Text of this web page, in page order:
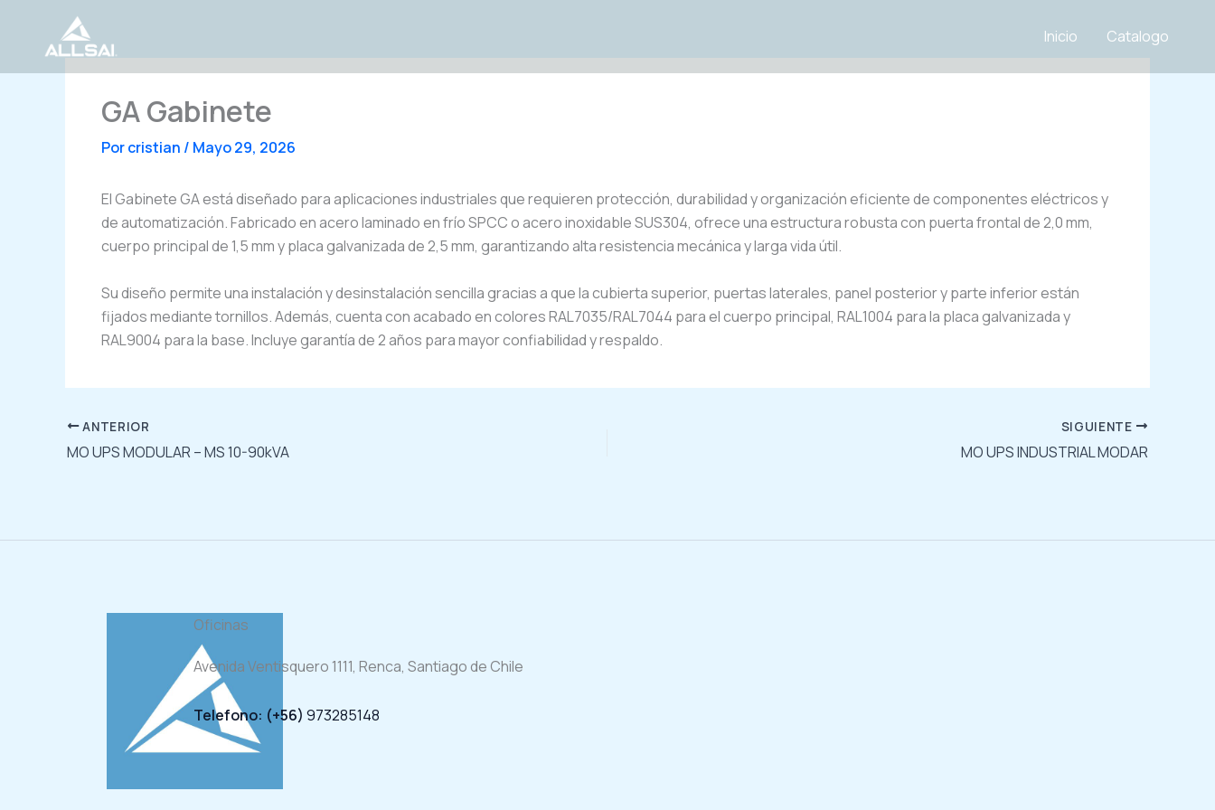
contenido
Inicio Catalogo
GA Gabinete
Porcristian / Mayo 29, 2026
El Gabinete GA está diseñado para aplicaciones industriales que requieren protección, durabilidad y organización eficiente de componentes eléctricos y
de automatización. Fabricado en acero laminado en frío SPCC o acero inoxidable SUS304, ofrece una estructura robusta con puerta frontal de 2,0 mm,
cuerpo principal de 1,5 mm y placa galvanizada de 2,5 mm, garantizando alta resistencia mecánica y larga vida útil.
Su diseño permite una instalación y desinstalación sencilla gracias a que la cubierta superior, puertas laterales, panel posterior y parte inferior están
fijados mediante tornillos. Además, cuenta con acabado en colores RAL7035/RAL7044 para el cuerpo principal, RAL1004 para la placa galvanizada y
RAL9004 para la base. Incluye garantía de 2 años para mayor confiabilidad y respaldo.
ANTERIOR
MO UPS MODULAR – MS 10-90kVA
SIGUIENTE
MO UPS INDUSTRIAL MODAR
Oficinas
Avenida Ventisquero 1111, Renca, Santiago de Chile
Telefono: (+56) 973285148